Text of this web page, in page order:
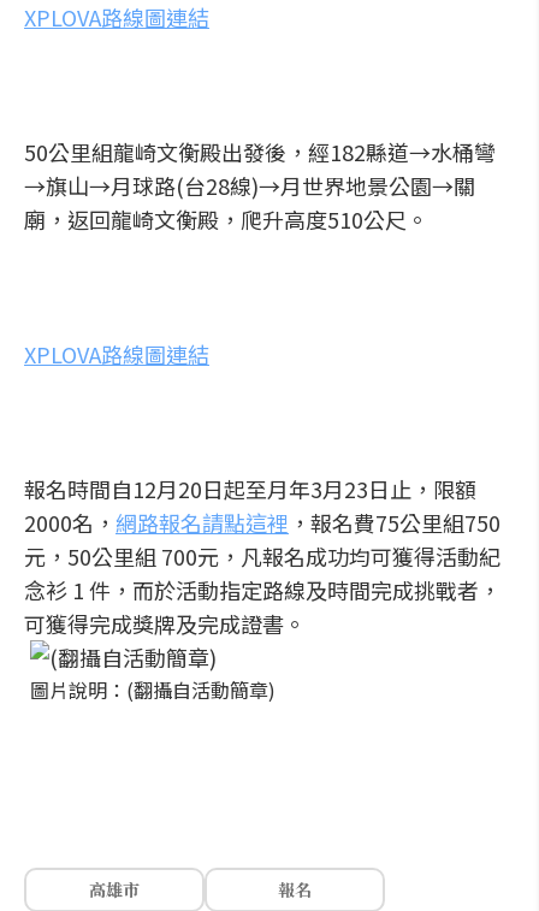
XPLOVA路線圖連結
50公里組龍崎文衡殿出發後，經182縣道→水桶彎
→旗山→月球路(台28線)→月世界地景公園→關
廟，返回龍崎文衡殿，爬升高度510公尺。
XPLOVA路線圖連結
報名時間自12月20日起至月年3月23日止，限額
2000名， 網路報名請點這裡 ，報名費75公里組750
元，50公里組 700元，凡報名成功均可獲得活動紀
念衫 1 件，而於活動指定路線及時間完成挑戰者，
可獲得完成獎牌及完成證書。
圖片說明：(翻攝自活動簡章)
高雄市
報名